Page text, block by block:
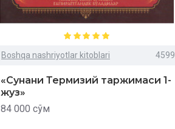
Boshqa nashriyotlar kitoblari 4599
«Сунани Термизий таржимаси 1-
жуз»
84 000 сўм